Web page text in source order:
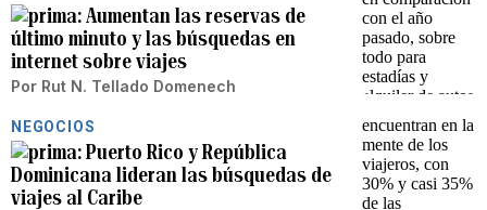
Aumentan las reservas de
último minuto y las búsquedas en
internet sobre viajes
Por Rut N. Tellado Domenech
NEGOCIOS
Puerto Rico y República
Dominicana lideran las búsquedas de
viajes al Caribe